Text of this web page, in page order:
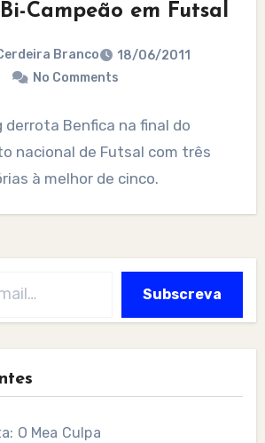
Campeão em Futsal
Branco
18/06/2011
No Comments
derrota Benfica na final do
nacional de Futsal com três
à melhor de cinco.
Subscreva
O Mea Culpa